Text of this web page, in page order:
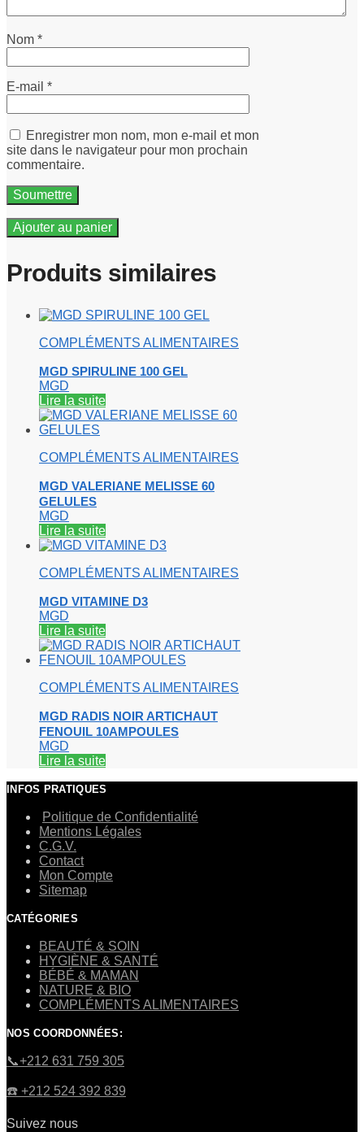
Nom *
E-mail *
Enregistrer mon nom, mon e-mail et mon
site dans le navigateur pour mon prochain
commentaire.
Ajouter au panier
Produits similaires
COMPLÉMENTS ALIMENTAIRES
MGD SPIRULINE 100 GEL
MGD
Lire la suite
COMPLÉMENTS ALIMENTAIRES
MGD VALERIANE MELISSE 60
GELULES
MGD
Lire la suite
COMPLÉMENTS ALIMENTAIRES
MGD VITAMINE D3
MGD
Lire la suite
COMPLÉMENTS ALIMENTAIRES
MGD RADIS NOIR ARTICHAUT
FENOUIL 10AMPOULES
MGD
Lire la suite
INFOS PRATIQUES
Politique de Confidentialité
Mentions Légales
C.G.V.
Contact
Mon Compte
Sitemap
CATÉGORIES
BEAUTÉ & SOIN
HYGIÈNE & SANTÉ
BÉBÉ & MAMAN
NATURE & BIO
COMPLÉMENTS ALIMENTAIRES
NOS COORDONNÉES:
​📞+212 631 759 305
☎️​ +212 524 392 839
Suivez nous